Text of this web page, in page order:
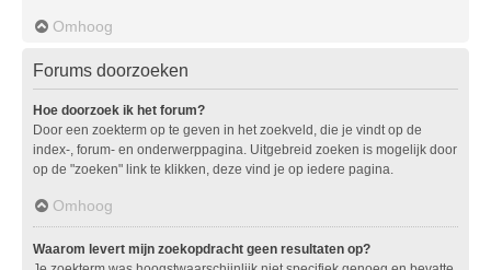
Omhoog
Forums doorzoeken
Hoe doorzoek ik het forum?
Door een zoekterm op te geven in het zoekveld, die je vindt op de
index-, forum- en onderwerppagina. Uitgebreid zoeken is mogelijk door
op de "zoeken" link te klikken, deze vind je op iedere pagina.
Omhoog
Waarom levert mijn zoekopdracht geen resultaten op?